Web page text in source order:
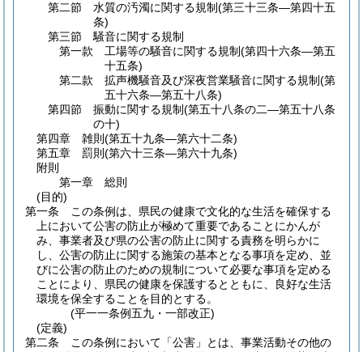
第二節
水質の汚濁に関する規制(第三十三条―第四十五
条)
第三節
騒音に関する規制
第一款
工場等の騒音に関する規制(第四十六条―第五
十五条)
第二款
拡声機騒音及び深夜営業騒音に関する規制(第
五十六条―第五十八条)
第四節
振動に関する規制(第五十八条の二―第五十八条
の十)
第四章
雑則 (第五十九条―第六十二条)
第五章
罰則 (第六十三条―第六十九条)
附則
第一章
総則
(目的)
第一条
この条例は、県民の健康で文化的な生活を確保する
上において公害の防止が極めて重要であることにかんが
み、事業者及び県の公害の防止に関する責務を明らかに
し、公害の防止に関する施策の基本となる事項を定め、並
びに公害の防止のための規制について必要な事項を定める
ことにより、県民の健康を保護するとともに、良好な生活
環境を保全することを目的とする。
(平一一条例五九・一部改正)
(定義)
第二条
この条例において「公害」とは、事業活動その他の